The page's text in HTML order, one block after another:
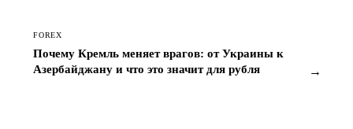
FOREX
Почему Кремль меняет врагов: от Украины к
Азербайджану и что это значит для рубля
→